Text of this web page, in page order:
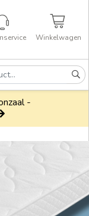
Winkelwagen
-